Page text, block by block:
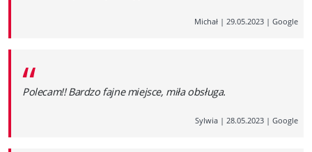
Michał | 29.05.2023 | Google
“
Polecam!! Bardzo fajne miejsce, miła obsługa.
Sylwia | 28.05.2023 | Google